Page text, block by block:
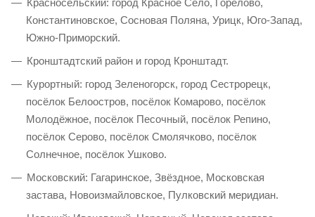
Красносельский: город Красное Село, Горелово,
Константиновское, Сосновая Поляна, Урицк, Юго-Запад,
Южно-Приморский.
Кронштадтский район и город Кронштадт.
Курортный: город Зеленогорск, город Сестрорецк,
посёлок Белоостров, посёлок Комарово, посёлок
Молодёжное, посёлок Песочный, посёлок Репино,
посёлок Серово, посёлок Смолячково, посёлок
Солнечное, посёлок Ушково.
Московский: Гагаринское, Звёздное, Московская
застава, Новоизмайловское, Пулковский меридиан.